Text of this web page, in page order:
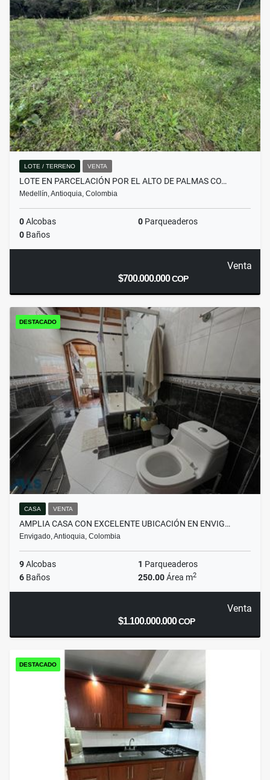
LOTE / TERRENO VENTA
LOTE EN PARCELACIÓN POR EL ALTO DE PALMAS CO…
Medellín, Antioquia, Colombia
0Alcobas 0 Parqueaderos
0 Baños
Venta
$700.000.000COP
DESTACADO
CASA VENTA
AMPLIA CASA CON EXCELENTE UBICACIÓN EN ENVIG…
Envigado, Antioquia, Colombia
9Alcobas 1 Parqueaderos
6 Baños 250.00Área m2
Venta
$1.100.000.000COP
DESTACADO